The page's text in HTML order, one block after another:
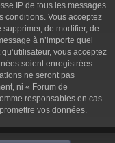
IP de tous les messages
conditions. Vous acceptez
de modifier, de
à n’importe quel
vous acceptez
soient enregistrées
ne seront pas
ni « Forum de
responsables en cas
vos données.